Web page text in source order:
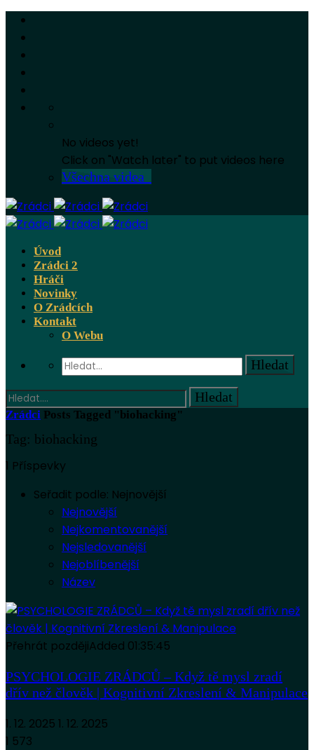
No videos yet!
Click on "Watch later" to put videos here
Všechna videa
Úvod
Zrádci 2
Hráči
Novinky
O Zrádcích
Kontakt
O Webu
Zrádci Posts Tagged "biohacking"
Tag: biohacking
1 Příspevky
Seřadit podle: Nejnovější
Nejnovější
Nejkomentovanější
Nejsledovanější
Nejoblíbenější
Název
Přehrát pozdějiAdded 01:35:45
PSYCHOLOGIE ZRÁDCŮ – Když tě mysl zradí
dřív než člověk | Kognitivní Zkreslení & Manipulace
1. 12. 2025 1. 12. 2025
1 573